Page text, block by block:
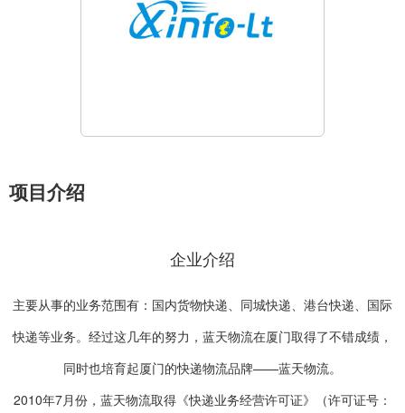
项目介绍
企业介绍
主要从事的业务范围有：国内货物快递、同城快递、港台快递、国际
快递等业务。经过这几年的努力，蓝天物流在厦门取得了不错成绩，
同时也培育起厦门的快递物流品牌——蓝天物流。
2010年7月份，蓝天物流取得《快递业务经营许可证》（许可证号：